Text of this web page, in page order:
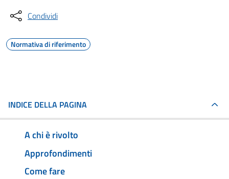
Condividi
Normativa di riferimento
INDICE DELLA PAGINA
A chi è rivolto
Approfondimenti
Come fare